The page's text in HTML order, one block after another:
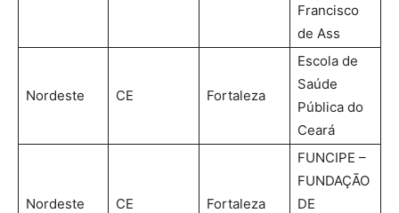
Francisco
de Ass
Nordeste CE Fortaleza
Escola de
Saúde
Pública do
Ceará
Nordeste CE Fortaleza
FUNCIPE –
FUNDAÇÃO
DE